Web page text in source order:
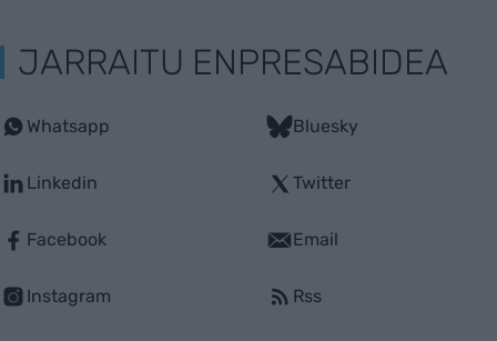
JARRAITU ENPRESABIDEA
Whatsapp
Linkedin
Facebook
Instagram
Bluesky
Twitter
Email
Rss